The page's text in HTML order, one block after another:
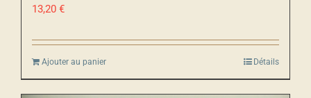
13,20 €
Ajouter au panier Détails